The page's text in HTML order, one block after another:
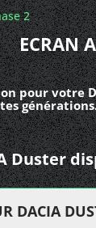
2
ECRAN
pour votre
Duster
DACIA